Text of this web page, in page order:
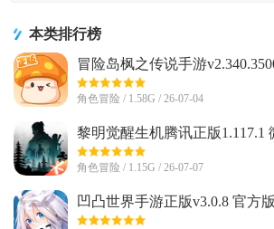
本类排行榜
冒险岛枫之传说手游
最新版
角色冒险 / 1.58G / 26-07-04
黎明觉醒生机腾讯正版1.117.1
登录版
角色冒险 / 1.15G / 26-07-07
凹凸世界手游正版v3.0.8 官方版